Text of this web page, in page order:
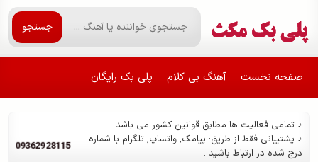
جستجو
صفحه نخست آهنگ بی کلام پلی بک رایگان
♪ تمامی فعالیت ها مطابق قوانین کشور می باشد.
♪ پشتیبانی فقط از طریق: پیامک, واتساپ, تلگرام با شماره
درج شده در ارتباط باشید .
09362928115